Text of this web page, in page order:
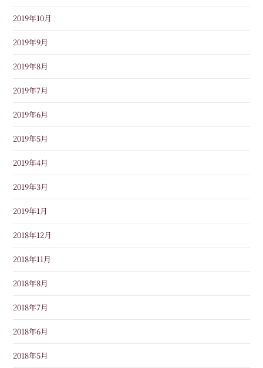
2019年10月
2019年9月
2019年8月
2019年7月
2019年6月
2019年5月
2019年4月
2019年3月
2019年1月
2018年12月
2018年11月
2018年8月
2018年7月
2018年6月
2018年5月